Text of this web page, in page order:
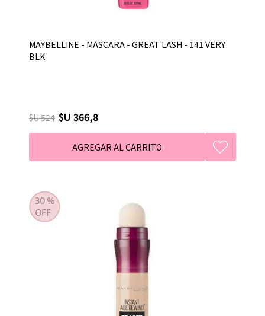
MAYBELLINE - MASCARA - GREAT LASH - 141 VERY
BLK
$U 524 $U 366,8